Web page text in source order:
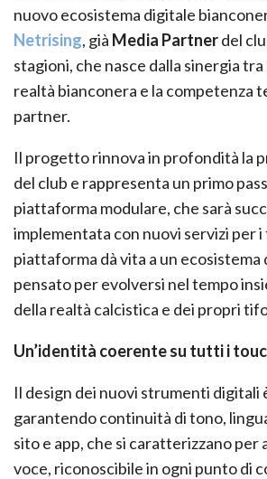
nuovo ecosistema digitale
Netrising, già Media Partnerdel
stagioni, che nasce dalla sinergia tra
realtà bianconera e la competenza
partner.
Il progetto rinnova in profondità la
del club e rappresenta un primo
piattaforma modulare, che sarà
implementata con nuovi servizi per
piattaforma dà vita a un ecosistema
pensato per evolversi nel tempo
della realtà calcistica e dei propri
Un’identità coerente su tutti i
Il design dei nuovi strumenti digitali
garantendo continuità di tono,
sito e app, che si caratterizzano per
voce, riconoscibile in ogni punto di